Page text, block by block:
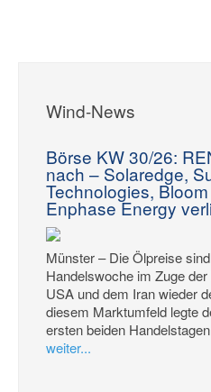
Wind-News
Börse KW 30/26:
nach – Solaredge,
Technologies,
Enphase Energy
Münster – Die Ölpreise
Handelswoche im Zuge
USA und dem Iran wieder
diesem Marktumfeld legte
ersten beiden
weiter...